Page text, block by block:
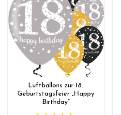
Luftballons zur 18.
Geburtstagsfeier „Happy
Birthday“